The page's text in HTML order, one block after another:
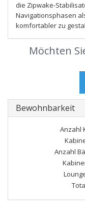
die Zipwake-
Navigationsphasen
komfortabler zu
Möchten
Bewohnbarkeit
Anzahl
Anzahl